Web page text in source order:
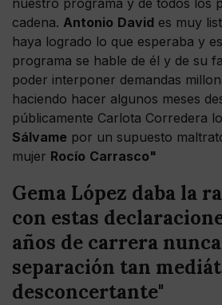
cadena. Antonio David es muy
haya logrado lo que esperaba y
programa se hable de él y de su
poder interponer demandas
haciendo hacer algunos meses
públicamente Carlota Corredera
Sálvame por un supuesto
mujer Rocío Carrasco"
Gema López daba la
con estas
años de carrera
separación tan
desconcertante"